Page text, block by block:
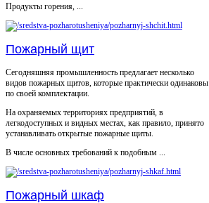
Продукты горения, ...
Пожарный щит
Сегодняшняя промышленность предлагает несколько
видов пожарных щитов, которые практически одинаковы
по своей комплектации.
На охраняемых территориях предприятий, в
легкодоступных и видных местах, как правило, принято
устанавливать открытые пожарные щиты.
В числе основных требований к подобным ...
Пожарный шкаф